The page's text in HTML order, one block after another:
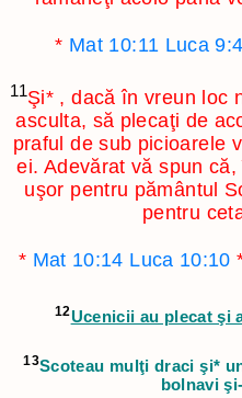
* Mat 10:11 Luca 9:4
11Şi* , dacă în vreun loc
asculta, să plecaţi de
praful de sub picioarele
ei. Adevărat vă spun
uşor pentru pământul
pentru
* Mat 10:14 Luca 10:10
12Ucenicii au plecat şi
13Scoteau mulţi draci şi*
bolnavi